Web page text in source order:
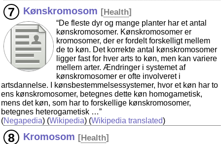
Kønskromosom [Health]
“De fleste dyr og mange planter har et antal
kønskromosomer. Kønskromosomer er
kromosomer, der er fordelt forskelligt mellem
de to køn. Det korrekte antal kønskromosomer
ligger fast for hver arts to køn, men kan variere
mellem arter. Ændringer i systemet af
kønskromosomer er ofte involveret i
artsdannelse. I kønsbestemmelsessystemer, hvor et køn har to
ens kønskromosomer, betegnes dette køn homogametisk,
mens det køn, som har to forskellige kønskromosomer,
betegnes heterogametisk …”
(Negapedia) (Wikipedia) (Wikipedia translated)
Kromosom [Health]